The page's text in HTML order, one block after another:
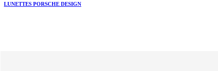
LUNETTES PORSCHE DESIGN